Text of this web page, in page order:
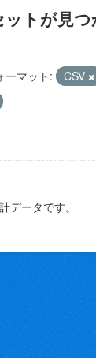
トが見
ーマット: CSV
データです。